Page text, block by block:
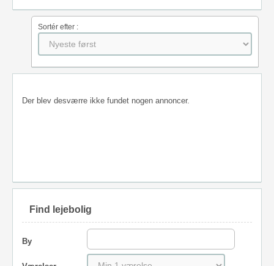
Sortér efter :
Der blev desværre ikke fundet nogen annoncer.
Find lejebolig
By